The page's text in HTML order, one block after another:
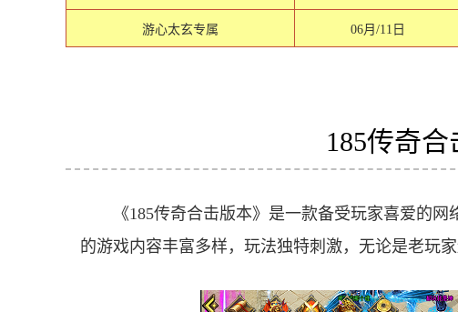
游心太玄专属 06月/11日
185传奇合
《185传奇合击版本》是一款备受玩家喜爱的
的游戏内容丰富多样，玩法独特刺激，无论是老玩